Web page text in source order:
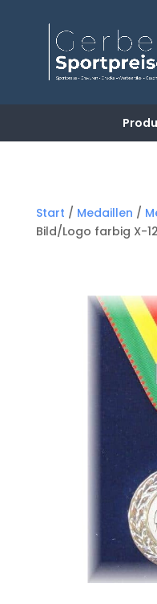
Start / Medaillen /
Bild/Logo farbig X-12